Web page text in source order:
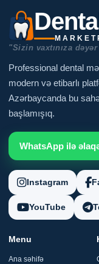
"Sizin vaxtınıza
Professional dental
modern və etibarlı
Azərbaycanda bu
başlamışıq.
WhatsApp ilə
Instagram
YouTube
Menu
Ana səhifə